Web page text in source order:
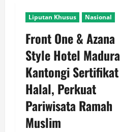
Liputan Khusus Nasional
Front One & Azana
Style Hotel Madura
Kantongi Sertifikat
Halal, Perkuat
Pariwisata Ramah
Muslim